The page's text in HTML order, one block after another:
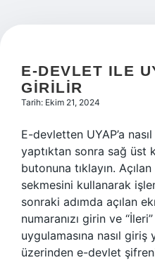
E-DEVLET ILE
GIRILIR
Tarih: Ekim 21, 2024
E-devletten UYAP’a
yaptıktan sonra sağ üst
butonuna tıklayın.
sekmesini kullanarak
sonraki adımda açılan
numaranızı girin ve
uygulamasına nasıl giriş
üzerinden e-devlet